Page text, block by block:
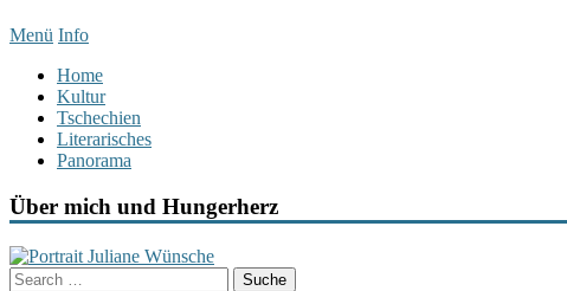
Menü Info
Home
Kultur
Tschechien
Literarisches
Panorama
Über mich und Hungerherz